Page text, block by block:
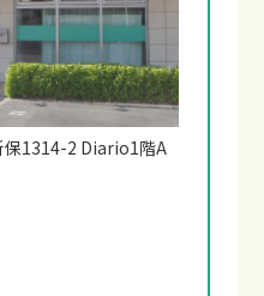
保1314-2 Diario1階A